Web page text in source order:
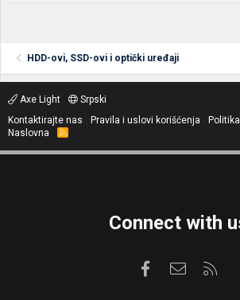
HDD-ovi, SSD-ovi i optički uređaji
Axe Light
Srpski
Kontaktirajte nas
Pravila i uslovi korišćenja
Naslovna
R
S
Connect with
Facebook